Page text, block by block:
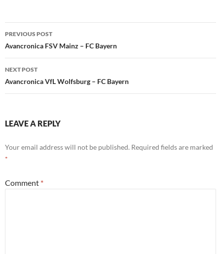
Post
navigation
PREVIOUS POST
Avancronica FSV Mainz – FC Bayern
NEXT POST
Avancronica VfL Wolfsburg – FC Bayern
LEAVE A REPLY
Your email address will not be published. Required fields are marked
*
Comment *